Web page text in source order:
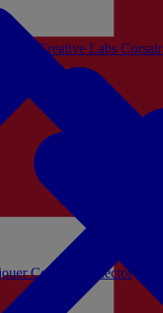
Coffrets Collector
Creative Labs Corsair